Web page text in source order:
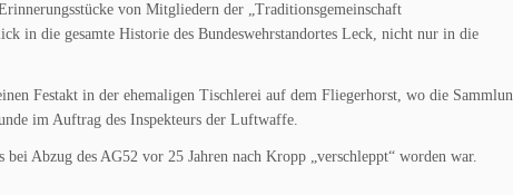
von Mitgliedern der „Traditionsgemeinschaft
in die gesamte Historie des Bundeswehrstandortes Leck, nicht nur in die
Festakt in der ehemaligen Tischlerei auf dem Fliegerhorst, wo die
im Auftrag des Inspekteurs der Luftwaffe.
Abzug des AG52 vor 25 Jahren nach Kropp „verschleppt“ worden war.